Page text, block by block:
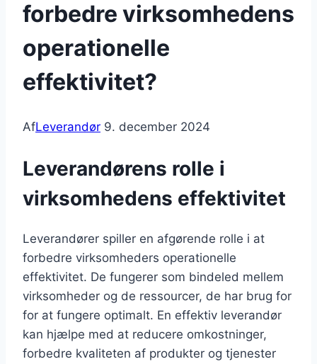
forbedre virksomhedens
operationelle
effektivitet?
AfLeverandør 9. december 2024
Leverandørens rolle i
virksomhedens effektivitet
Leverandører spiller en afgørende rolle i at
forbedre virksomheders operationelle
effektivitet. De fungerer som bindeled mellem
virksomheder og de ressourcer, de har brug for
for at fungere optimalt. En effektiv leverandør
kan hjælpe med at reducere omkostninger,
forbedre kvaliteten af produkter og tjenester